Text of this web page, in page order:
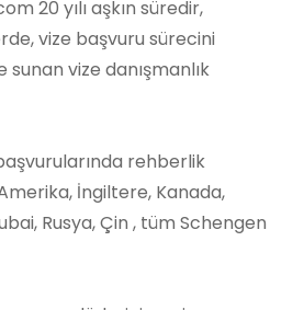
20 yılı aşkın süredir,
vize başvuru sürecini
vize danışmanlık
rehberlik
İngiltere, Kanada,
Rusya, Çin , tüm Schengen